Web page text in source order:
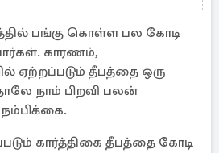
பங்கு கொள்ள பல கோடி
காரணம்,
ஏற்றப்படும் தீபத்தை ஒரு
நாம் பிறவி பலன்
கார்த்திகை தீபத்தை கோடி